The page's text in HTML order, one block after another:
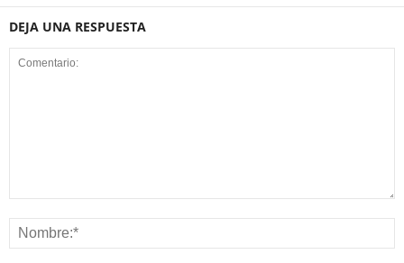
DEJA UNA RESPUESTA